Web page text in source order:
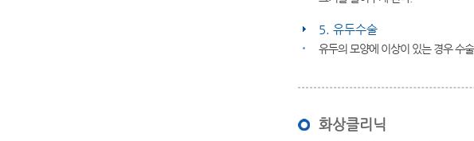
5. 유두수술
유두의 모양에 이상이 있는 경우 수
화상클리닉